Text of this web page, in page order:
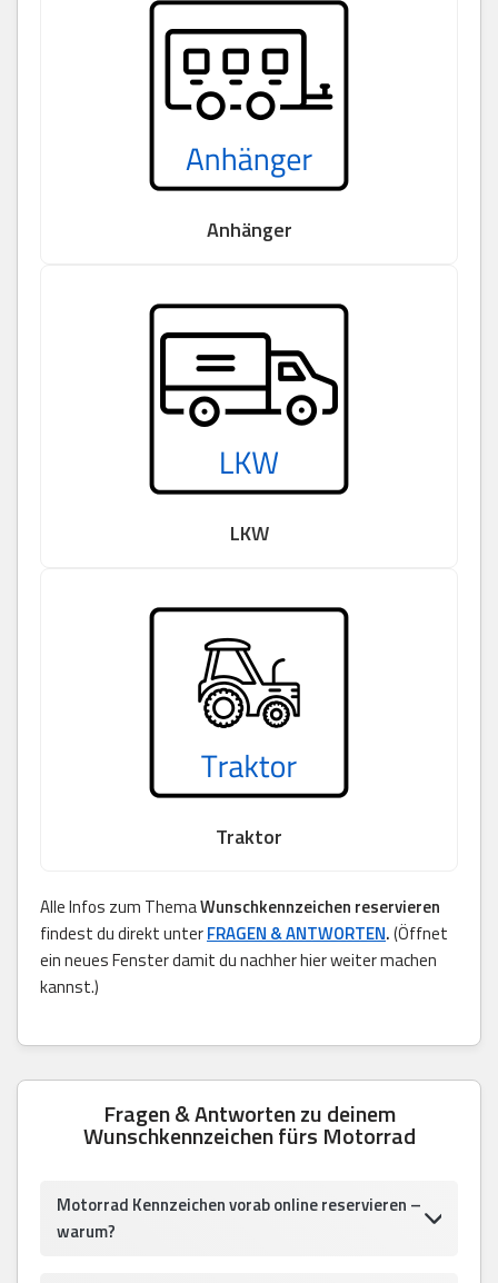
Anhänger
LKW
Traktor
Alle Infos zum ThemaWunschkennzeichen reservieren
findest du direkt unterFRAGEN & ANTWORTEN.(Öffnet
ein neues Fenster damit du nachher hier weiter machen
kannst.)
Fragen & Antworten zu deinem
Wunschkennzeichen fürs Motorrad
Motorrad Kennzeichen vorab online reservieren –
warum?